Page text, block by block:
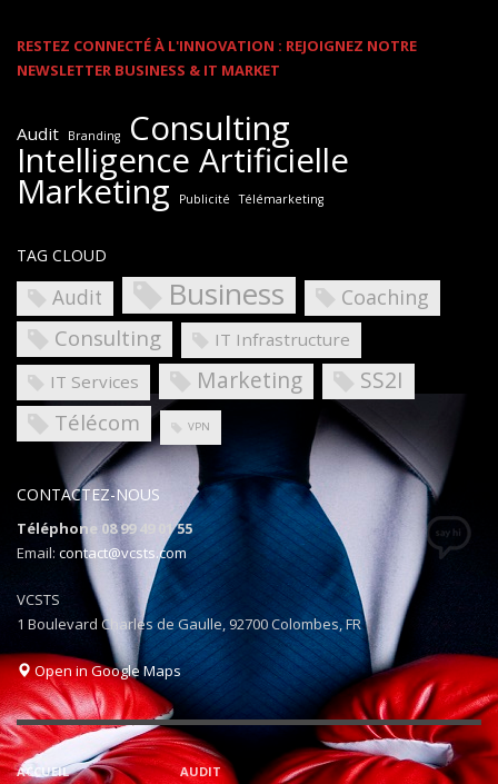
RESTEZ CONNECTÉ À L'INNOVATION : REJOIGNEZ NOTRE
NEWSLETTER BUSINESS & IT MARKET
Audit Branding Consulting
Intelligence Artificielle
Marketing Publicité Télémarketing
TAG CLOUD
Audit Business Coaching
Consulting
IT Infrastructure
IT Services
Marketing SS2I
Télécom VPN
CONTACTEZ-NOUS
Téléphone 08 99 49 01 55
Email: contact@vcsts.com
VCSTS
1 Boulevard Charles de Gaulle, 92700 Colombes, FR
Open in Google Maps
ACCUEIL
AUDIT